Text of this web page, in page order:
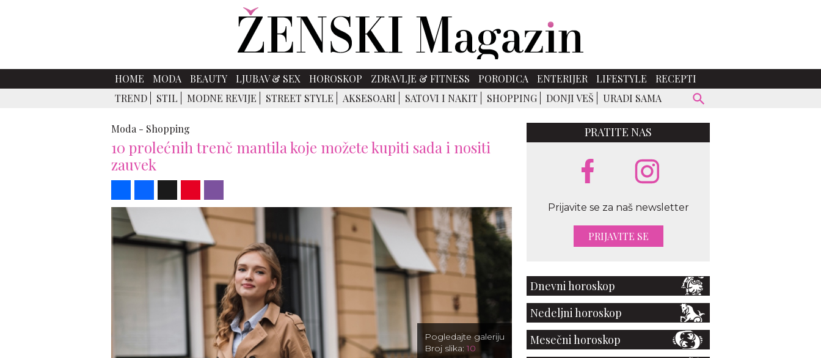
HOME MODA BEAUTY LJUBAV & SEX HOROSKOP ZDRAVLJE & FITNESS PORODICA ENTERIJER LIFESTYLE
RECEPTI
TREND
STIL MODNE REVIJE STREET STYLE AKSESOARI SATOVI I NAKIT SHOPPING DONJI VEŠ URADI SAMA
Moda - Shopping
10 prolećnih trenč mantila koje možete kupiti sada i nositi
zauvek
Pogledajte galeriju
Broj slika:10
PRATITE NAS
Prijavite se za naš newsletter
PRIJAVITE SE
Dnevni horoskop
Nedeljni horoskop
Mesečni horoskop